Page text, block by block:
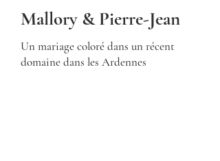
Mallory & Pierre-Jean
Un mariage coloré dans un récent
domaine dans les Ardennes